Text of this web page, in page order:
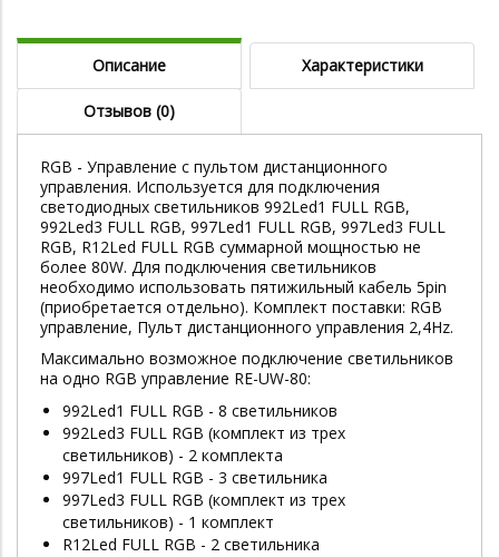
Описание Характеристики
Отзывов (0)
RGB - Управление с пультом дистанционного
управления. Используется для подключения
светодиодных светильников 992Led1 FULL RGB,
992Led3 FULL RGB, 997Led1 FULL RGB, 997Led3 FULL
RGB, R12Led FULL RGB суммарной мощностью не
более 80W. Для подключения светильников
необходимо использовать пятижильный кабель 5pin
(приобретается отдельно). Комплект поставки: RGB
управление, Пульт дистанционного управления 2,4Hz.
Максимально возможное подключение светильников
на одно RGB управление RE-UW-80:
992Led1 FULL RGB - 8 светильников
992Led3 FULL RGB (комплект из трех
светильников) - 2 комплекта
997Led1 FULL RGB - 3 светильника
997Led3 FULL RGB (комплект из трех
светильников) - 1 комплект
R12Led FULL RGB - 2 светильника